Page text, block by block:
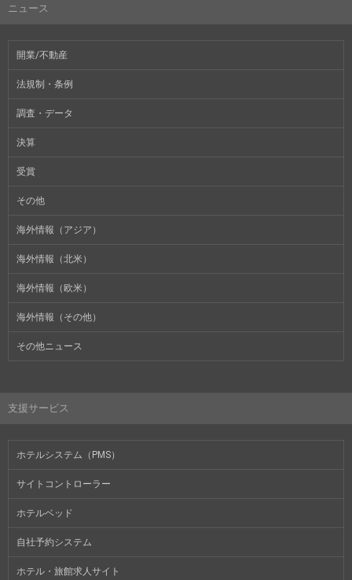
ニュース
開業/不動産
法規制・条例
調査・データ
決算
受賞
その他
海外情報（アジア）
海外情報（北米）
海外情報（欧米）
海外情報（その他）
その他ニュース
支援サービス
ホテルシステム（PMS）
サイトコントローラー
ホテルベッド
自社予約システム
ホテル・旅館求人サイト